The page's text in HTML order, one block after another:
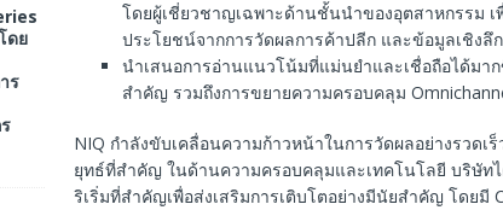
โดยผู้เชี่ยวชาญเฉพาะด้านชั้นนําของอุตสาหกรรม เ
ประโยชน์จากการวัดผลการค้าปลีก และข้อมูลเชิง
นําเสนอการอ่านแนวโน้มที่แม่นยําและเชื่อถือได้มา
สําคัญ รวมถึงการขยายความครอบคลุม
NIQ กําลังขับเคลื่อนความก้าวหน้าในการวัดผลอย่างรวด
ยุทธ์ที่สําคัญ ในด้านความครอบคลุมและเทคโนโลยี บริษัท
ริเริ่มที่สําคัญเพื่อส่งเสริมการเติบโตอย่างมีนัยสําคัญ โดยมี
ดย
ร